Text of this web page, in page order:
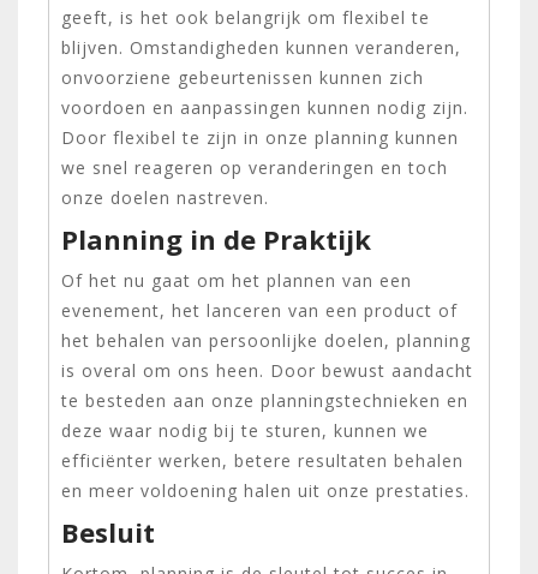
geeft, is het ook belangrijk om flexibel te
blijven. Omstandigheden kunnen veranderen,
onvoorziene gebeurtenissen kunnen zich
voordoen en aanpassingen kunnen nodig zijn.
Door flexibel te zijn in onze planning kunnen
we snel reageren op veranderingen en toch
onze doelen nastreven.
Planning in de Praktijk
Of het nu gaat om het plannen van een
evenement, het lanceren van een product of
het behalen van persoonlijke doelen, planning
is overal om ons heen. Door bewust aandacht
te besteden aan onze planningstechnieken en
deze waar nodig bij te sturen, kunnen we
efficiënter werken, betere resultaten behalen
en meer voldoening halen uit onze prestaties.
Besluit